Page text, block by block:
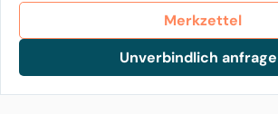
Merkzettel
Unverbindlich